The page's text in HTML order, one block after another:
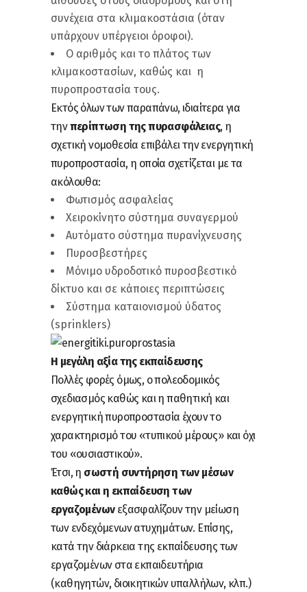
συνέχεια στα κλιμακοστάσια (όταν
υπάρχουν υπέργειοι όροφοι).
Ο αριθμός και το πλάτος των
κλιμακοστασίων, καθώς και η
πυροπροστασία τους.
Εκτός όλων των παραπάνω, ιδιαίτερα για
τηνπερίπτωση της πυρασφάλειας, η
σχετική νομοθεσία επιβάλει την ενεργητική
πυροπροστασία, η οποία σχετίζεται με τα
ακόλουθα:
Φωτισμός ασφαλείας
Χειροκίνητο σύστημα συναγερμού
Αυτόματο σύστημα πυρανίχνευσης
Πυροσβεστήρες
Μόνιμο υδροδοτικό πυροσβεστικό
δίκτυο και σε κάποιες περιπτώσεις
Σύστημα καταιονισμού ύδατος
(sprinklers)
Η μεγάλη αξία της εκπαίδευσης
Πολλές φορές όμως, ο πολεοδομικός
σχεδιασμός καθώς και η παθητική και
ενεργητική πυροπροστασία έχουν το
χαρακτηρισμό του «τυπικού μέρους» και όχι
του «ουσιαστικού».
Έτσι, η σωστή συντήρηση των μέσων
καθώς και η εκπαίδευση των
εργαζομένωνεξασφαλίζουν την μείωση
των ενδεχόμενων ατυχημάτων. Επίσης,
κατά την διάρκεια της εκπαίδευσης των
εργαζομένων στα εκπαιδευτήρια
(καθηγητών, διοικητικών υπαλλήλων, κλπ.)